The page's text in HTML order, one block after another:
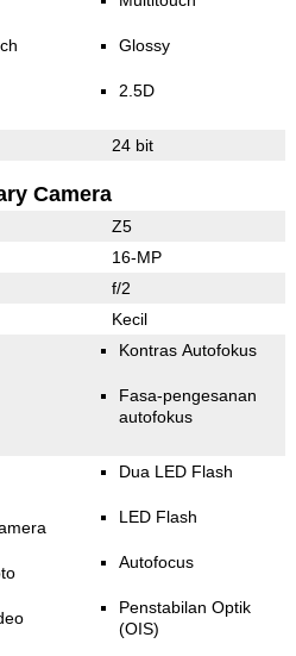
Glossy
2.5D
24 bit
Camera
Z5
16-MP
f/2
Kecil
Kontras Autofokus
Fasa-pengesanan
autofokus
Dua LED Flash
LED Flash
Autofocus
Penstabilan Optik
(OIS)